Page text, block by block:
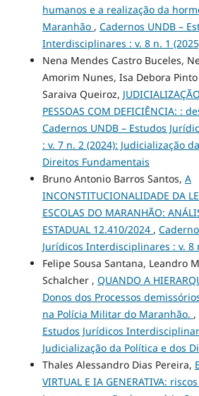
humanos e a realização da
Maranhão , Cadernos UNDB –
Interdisciplinares : v. 8 n. 1
Nena Mendes Castro Buceles,
Amorim Nunes, Isa Debora Pinto
Saraiva Queiroz,
PESSOAS COM DEFICIÊNCIA: :
Cadernos UNDB – Estudos
: v. 7 n. 2 (2024): Judicialização
Direitos Fundamentais
Bruno Antonio Barros Santos, A
INCONSTITUCIONALIDADE DA
ESCOLAS DO MARANHÃO:
ESTADUAL 12.410/2024 ,
Jurídicos Interdisciplinares : v. 8
Felipe Sousa Santana, Leandro
Schalcher , QUANDO A
Donos dos Processos
na Polícia Militar do Maranhão. ,
Estudos Jurídicos
Judicialização da Política e dos
Thales Alessandro Dias Pereira,
VIRTUAL E IA GENERATIVA: